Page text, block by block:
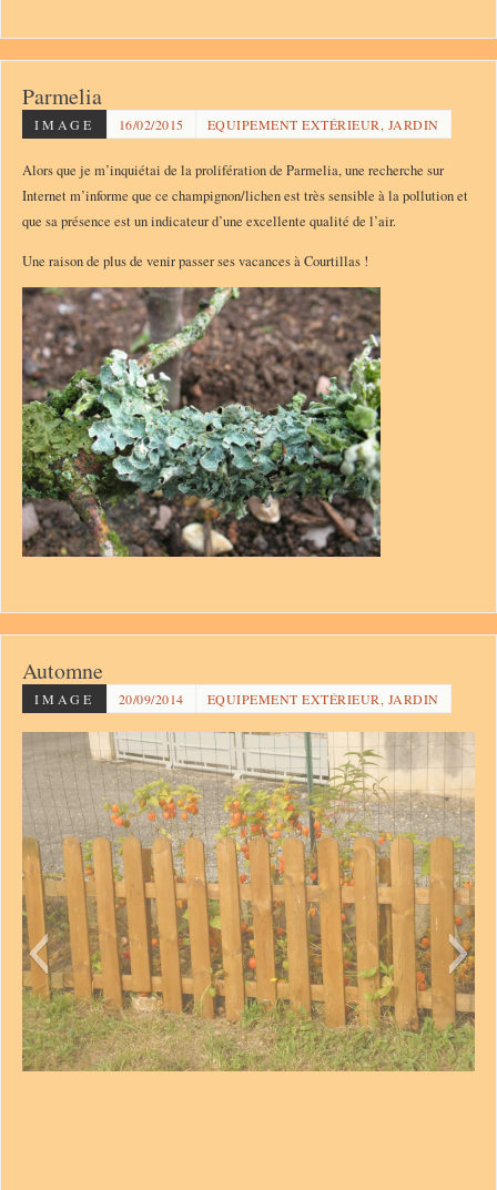
Parmelia
IMAGE 16/02/2015 EQUIPEMENT EXTÉRIEUR, JARDIN
Alors que je m’inquiétai de la prolifération de Parmelia, une recherche sur
Internet m’informe que ce champignon/lichen est très sensible à la pollution et
que sa présence est un indicateur d’une excellente qualité de l’air.
Une raison de plus de venir passer ses vacances à Courtillas !
Automne
IMAGE 20/09/2014 EQUIPEMENT EXTÉRIEUR, JARDIN